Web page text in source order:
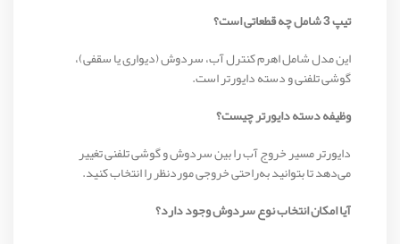
تیپ 3 شامل چه قطعاتی است؟
این مدل شامل اهرم کنترل آب، سردوش (دیواری یا سقفی)،
گوشی تلفنی و دسته دایورتر است.
وظیفه دسته دایورتر چیست؟
دایورتر مسیر خروج آب را بین سردوش و گوشی تلفنی تغییر
می‌دهد تا بتوانید به‌راحتی خروجی موردنظر را انتخاب کنید.
آیا امکان انتخاب نوع سردوش وجود دارد؟